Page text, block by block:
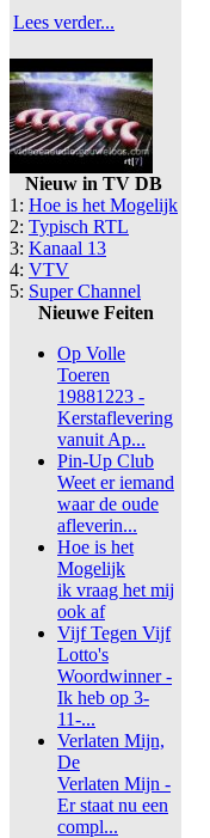
Lees verder...
Nieuw in TV DB
1: Hoe is het Mogelijk
2: Typisch RTL
3: Kanaal 13
4: VTV
5: Super Channel
Nieuwe Feiten
Op Volle
Toeren
19881223 -
Kerstaflevering
vanuit Ap...
Pin-Up Club
Weet er iemand
waar de oude
afleverin...
Hoe is het
Mogelijk
ik vraag het mij
ook af
Vijf Tegen Vijf
Lotto's
Woordwinner -
Ik heb op 3-
11-...
Verlaten Mijn,
De
Verlaten Mijn -
Er staat nu een
compl...